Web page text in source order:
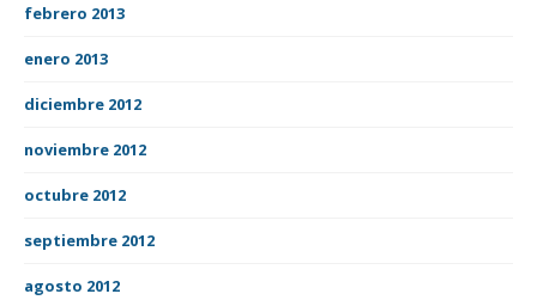
febrero 2013
enero 2013
diciembre 2012
noviembre 2012
octubre 2012
septiembre 2012
agosto 2012